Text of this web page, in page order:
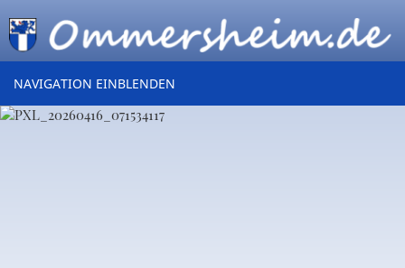
NAVIGATION EINBLENDEN